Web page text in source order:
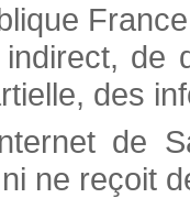
de
des
de
ne reçoit